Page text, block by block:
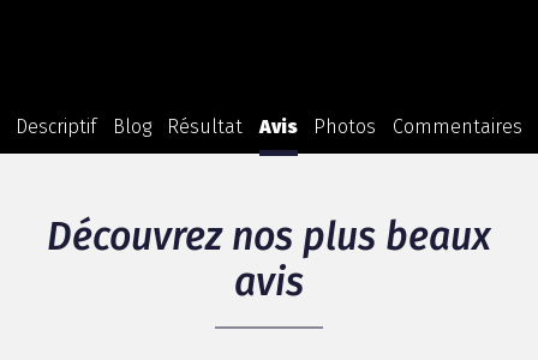
Descriptif Blog Résultat Avis Photos Commentaires
Découvrez nos plus beaux
avis